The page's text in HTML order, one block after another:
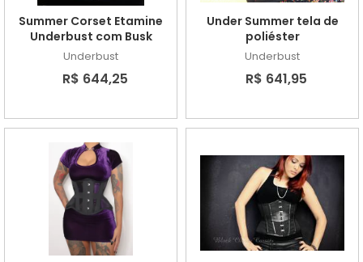
Summer Corset Etamine
Underbust com Busk
Underbust
R$ 644,25
Under Summer tela de
poliéster
Underbust
R$ 641,95